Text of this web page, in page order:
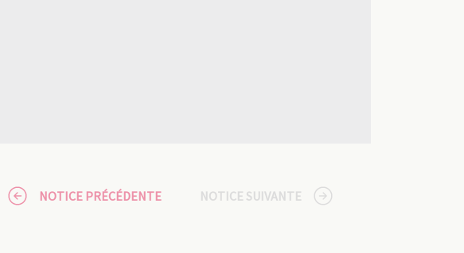
NOTICE PRÉCÉDENTE NOTICE SUIVANTE